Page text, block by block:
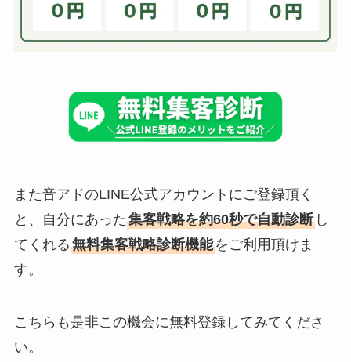
また音アドのLINE公式アカウントにご登録頂く
と、自分にあった集客戦略を約60秒で自動診断し
てくれる無料集客戦略診断機能をご利用頂けま
す。
こちらも是非この機会に無料登録してみてくださ
い。